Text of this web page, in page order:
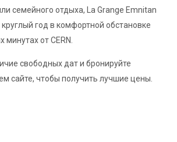
семейного отдыха, La Grange Emnitan
год в комфортной обстановке
минутах от CERN.
свободных дат и бронируйте
сайте, чтобы получить лучшие цены.